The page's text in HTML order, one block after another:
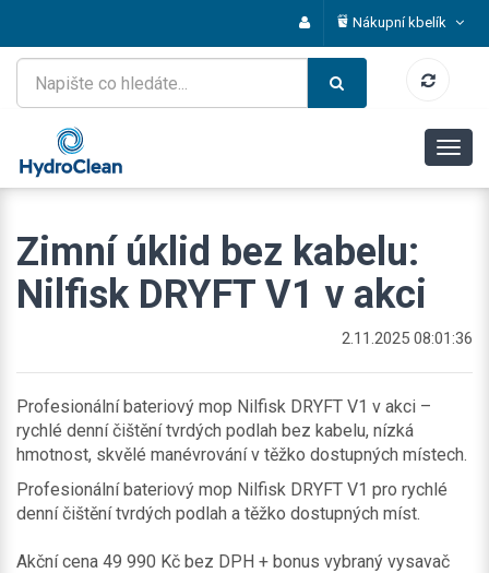
Nákupní kbelík
Zimní úklid bez kabelu:
Nilfisk DRYFT V1 v akci
2.11.2025 08:01:36
​Profesionální bateriový mop Nilfisk DRYFT V1 v akci –
rychlé denní čištění tvrdých podlah bez kabelu, nízká
hmotnost, skvělé manévrování v těžko dostupných místech.
Profesionální bateriový mop Nilfisk DRYFT V1 pro rychlé
denní čištění tvrdých podlah a těžko dostupných míst.
Akční cena 49 990 Kč bez DPH + bonus vybraný vysavač